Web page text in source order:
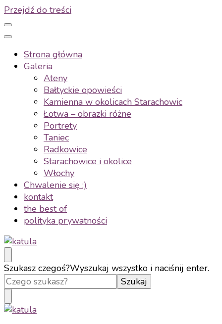
Przejdź do treści
Strona główna
Galeria
Ateny
Bałtyckie opowieści
Kamienna w okolicach Starachowic
Łotwa – obrazki różne
Portrety
Taniec
Radkowice
Starachowice i okolice
Włochy
Chwalenie się :)
kontakt
the best of
polityka prywatności
katula
twórz wspomnienia, nie zdjęcia
Szukasz czegoś?Wyszukaj wszystko i naciśnij enter.